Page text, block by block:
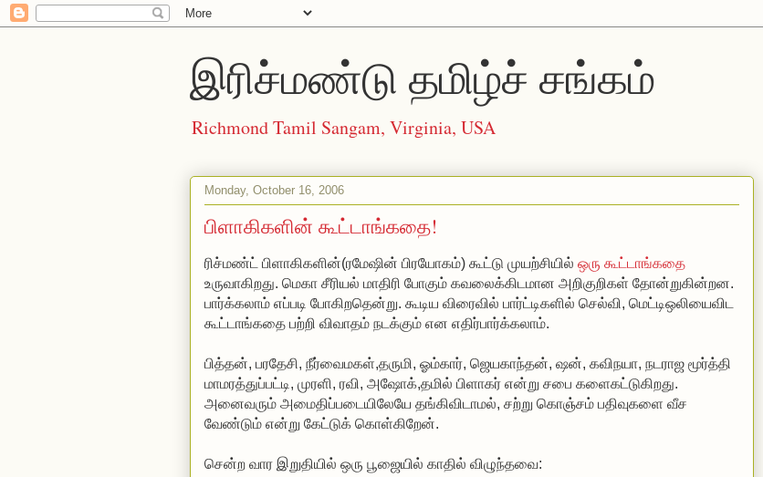
இரிச்மண்டு தமிழ்ச் சங்கம்
Richmond Tamil Sangam, Virginia, USA
Monday, October 16, 2006
பிளாகிகளின் கூட்டாங்கதை!
ரிச்மண்ட் பிளாகிகளின்(ரமேஷின் பிரயோகம்) கூட்டு முயற்சியில் ஒரு கூட்டாங்கதை
உருவாகிறது. மெகா சீரியல் மாதிரி போகும் கவலைக்கிடமான அறிகுறிகள் தோன்றுகின்றன.
பார்க்கலாம் எப்படி போகிறதென்று. கூடிய விரைவில் பார்ட்டிகளில் செல்வி, மெட்டிஒலியைவிட
கூட்டாங்கதை பற்றி விவாதம் நடக்கும் என எதிர்பார்க்கலாம்.
பித்தன், பரதேசி, நீர்வைமகள்,தருமி, ஓம்கார், ஜெயகாந்தன், ஷன், கவிநயா, நடராஜ மூர்த்தி
மாமரத்துப்பட்டி, முரளி, ரவி, அஷோக்,தமில் பிளாகர் என்று சபை களைகட்டுகிறது.
அனைவரும் அமைதிப்படையிலேயே தங்கிவிடாமல், சற்று கொஞ்சம் பதிவுகளை வீச
வேண்டும் என்று கேட்டுக் கொள்கிறேன்.
சென்ற வார இறுதியில் ஒரு பூஜையில் காதில் விழுந்தவை: